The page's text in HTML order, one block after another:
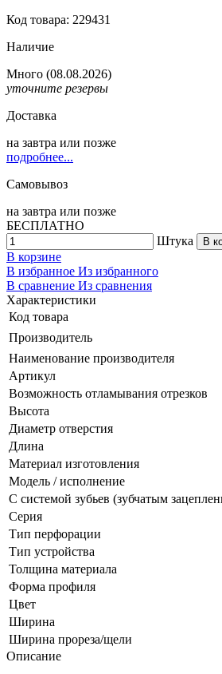
Код товара: 229431
Наличие
Много (08.08.2026)
уточните резервы
Доставка
на завтра или позже
подробнее...
Самовывоз
на завтра или позже
БЕСПЛАТНО
Штука
В
В корзине
В избранное Из избранного
В сравнение Из сравнения
Характеристики
Код товара
Производитель
Наименование производителя
Артикул
Возможность отламывания отрезков
Высота
Диаметр отверстия
Длина
Материал изготовления
Модель / исполнение
С системой зубьев (зубчатым
Серия
Тип перфорации
Тип устройства
Толщина материала
Форма профиля
Цвет
Ширина
Ширина прореза/щели
Описание